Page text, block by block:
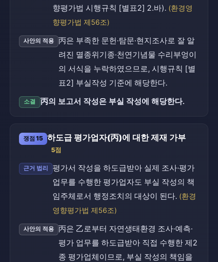
향평가법 시행규칙 [별표2] 2.바). (환경영
향평가법 제56조)
사안의 적용
丙은 부족한 문헌·탐문·현지조사로 잘 알
려진 멸종위기종·천연기념물 수리부엉이
의 서식을 누락하였으므로, 시행규칙 [별
표2] 부실작성 기준에 해당한다.
소결 丙의 보고서 작성은 부실 작성에 해당한다.
쟁점 15 하도급 평가업자(丙)에 대한 제재 가부
5점
근거 법리
평가서 작성을 하도급받아 실제 조사·평가
업무를 수행한 평가업자도 부실 작성의 책
임주체로서 행정조치의 대상이 된다. (환경
영향평가법 제56조)
사안의 적용
丙은 乙로부터 자연생태환경 조사·예측·
평가 업무를 하도급받아 직접 수행한 제2
종 평가업체이므로, 부실 작성의 책임을